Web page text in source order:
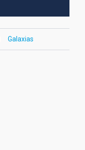
Galaxias